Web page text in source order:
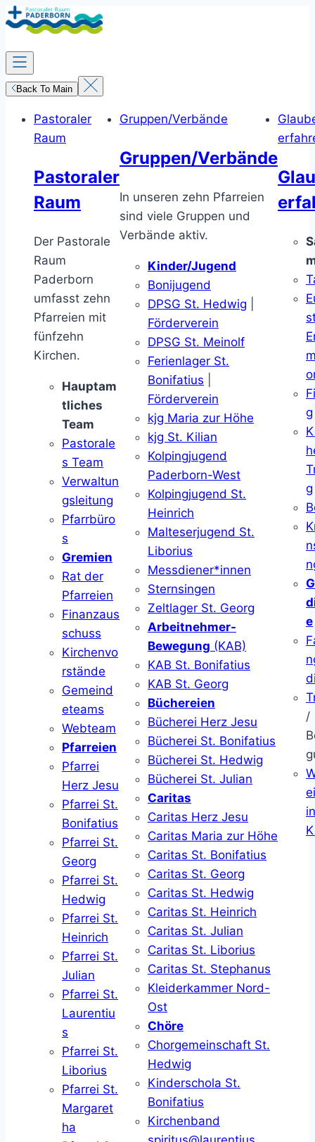
Zum
Inhalt
springen
Back To Main
Pastoraler
Raum
Pastoraler
Raum
Der Pastorale
Raum
Paderborn
umfasst zehn
Pfarreien mit
fünfzehn
Kirchen.
Hauptam
tliches
Team
Pastorale
s Team
Verwaltun
gsleitung
Pfarrbüro
s
Gremien
Rat der
Pfarreien
Finanzaus
schuss
Kirchenvo
rstände
Gemeind
eteams
Webteam
Pfarreien
Pfarrei
Herz Jesu
Pfarrei St.
Bonifatius
Pfarrei St.
Georg
Pfarrei St.
Hedwig
Pfarrei St.
Heinrich
Pfarrei St.
Julian
Pfarrei St.
Laurentiu
s
Pfarrei St.
Liborius
Pfarrei St.
Margaret
ha
Gruppen/Verbände
Gruppen/Verbände
In unseren zehn Pfarreien
sind viele Gruppen und
Verbände aktiv.
Kinder/Jugend
Bonijugend
DPSG St. Hedwig
Förderverein
DPSG St. Meinolf
Ferienlager St.
Bonifatius
Förderverein
kjg Maria zur Höhe
kjg St. Kilian
Kolpingjugend
Paderborn-West
Kolpingjugend St.
Heinrich
Malteserjugend St.
Liborius
Messdiener*innen
Sternsingen
Zeltlager St. Georg
Arbeitnehmer-
Bewegung (KAB)
KAB St. Bonifatius
KAB St. Georg
Büchereien
Bücherei Herz Jesu
Bücherei St. Bonifatius
Bücherei St. Hedwig
Bücherei St. Julian
Caritas
Caritas Herz Jesu
Caritas Maria zur Höhe
Caritas St. Bonifatius
Caritas St. Georg
Caritas St. Hedwig
Caritas St. Heinrich
Caritas St. Julian
Caritas St. Liborius
Caritas St. Stephanus
Kleiderkammer Nord-
Ost
Chöre
Chorgemeinschaft St.
Hedwig
Kinderschola St.
Bonifatius
Kirchenband
g
g
e
/